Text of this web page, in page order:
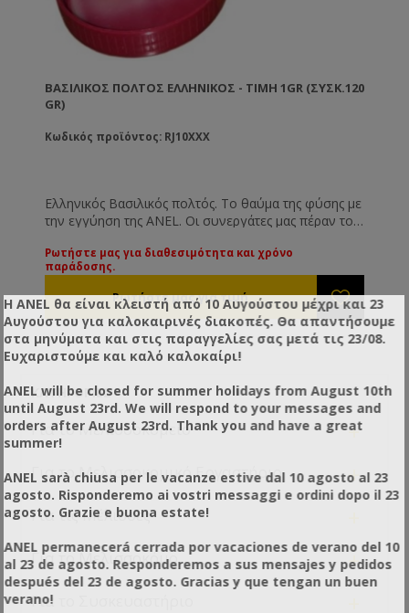
ΒΑΣΙΛΙΚΌΣ ΠΟΛΤΌΣ ΕΛΛΗΝΙΚΌΣ - ΤΙΜΉ 1GR (ΣΥΣΚ.120
GR)
Κωδικός προϊόντος: RJ10XXX
Ελληνικός Βασιλικός πολτός. Το θαύμα της φύσης με
την εγγύηση της ANEL. Οι συνεργάτες μας πέραν του
γνησιότητα του προϊόντος. Μπορείτε να είστε
βέβαιοι πως ο φρέσκος ή φρεσκοκατεψυγμένος ( το
χειμώνα ) βασιλικός πολτός που σας διαθέτουμε
είναι Ελληνικής παραγωγής.
Ρωτήστε μας για διαθεσιμότητα και χρόνο
παράδοσης.
ΚΑΤΗΓΟΡΊΕΣ
Για το Μελισσοκομείο +
Για το Μελισσοκομικό Εργαστήριο +
Για τις Μέλισσες
Για το Μελισσοκόμο +
Για το Συσκευαστήριο
Η ANEL θα είναι κλειστή από 10 Αυγούστου μέχρι και 23
Αυγούστου για καλοκαιρινές διακοπές. Θα απαντήσουμε
στα μηνύματα και στις παραγγελίες σας μετά τις 23/08.
Ευχαριστούμε και καλό καλοκαίρι!
ANEL will be closed for summer holidays from August 10th
until August 23rd. We will respond to your messages and
orders after August 23rd. Thank you and have a great
summer!
ANEL sarà chiusa per le vacanze estive dal 10 agosto al 23
agosto. Risponderemo ai vostri messaggi e ordini dopo il 23
agosto. Grazie e buona estate!
ANEL permanecerá cerrada por vacaciones de verano del 10
al 23 de agosto. Responderemos a sus mensajes y pedidos
después del 23 de agosto. Gracias y que tengan un buen
verano!